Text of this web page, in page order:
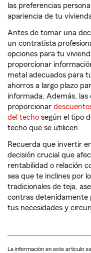
las preferencias
apariencia de tu
Antes de tomar una
un contratista
opciones para tu
proporcionar
metal adecuados para
ahorros a largo plazo
informada. Además, las
proporcionar
del techo según el tipo
techo que se utilicen.
Recuerda que invertir
decisión crucial que
rentabilidad o relación
sea que te inclines por
tradicionales de teja,
contras detenidamente
tus necesidades y
La información en este artículo